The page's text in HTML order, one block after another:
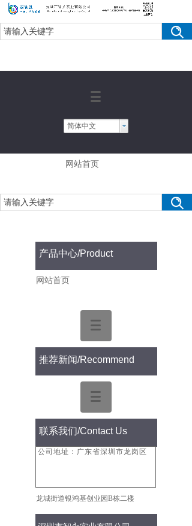
简体中文
网站首页
产品中心/Product
网站首页
推荐新闻/Recommend
联系我们/Contact Us
公司地址：广东省深圳市龙岗区
龙城街道银鸿基创业园B栋二楼